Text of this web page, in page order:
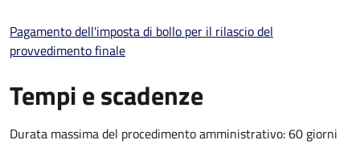
Pagamento dell'imposta di bollo per il rilascio del
provvedimento finale
Tempi e scadenze
Durata massima del procedimento amministrativo: 60 giorni